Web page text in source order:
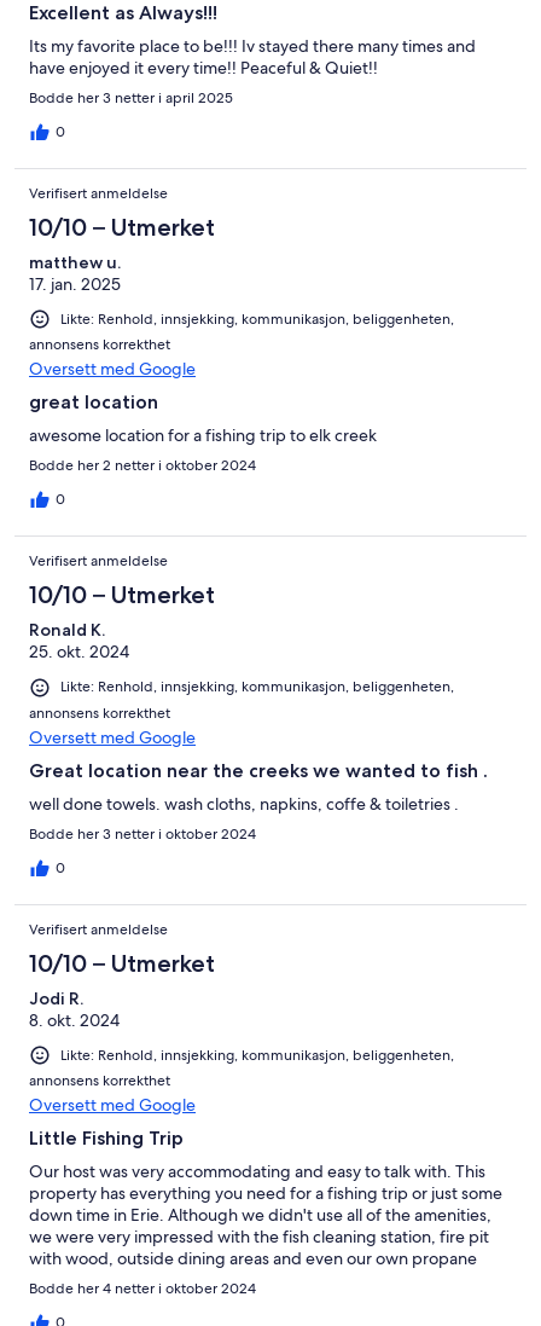
Excellent as Always!!!
Its my favorite place to be!!! Iv stayed there many times and
have enjoyed it every time!! Peaceful & Quiet!!
Bodde her 3 netter i april 2025
0
Verifisert anmeldelse
10/10 – Utmerket
matthew u.
17. jan. 2025
Likte: Renhold, innsjekking, kommunikasjon, beliggenheten,
annonsens korrekthet
Oversett med Google
great location
awesome location for a fishing trip to elk creek
Bodde her 2 netter i oktober 2024
0
Verifisert anmeldelse
10/10 – Utmerket
Ronald K.
25. okt. 2024
Likte: Renhold, innsjekking, kommunikasjon, beliggenheten,
annonsens korrekthet
Oversett med Google
Great location near the creeks we wanted to fish .
well done towels. wash cloths, napkins, coffe & toiletries .
Bodde her 3 netter i oktober 2024
0
Verifisert anmeldelse
10/10 – Utmerket
Jodi R.
8. okt. 2024
Likte: Renhold, innsjekking, kommunikasjon, beliggenheten,
annonsens korrekthet
Oversett med Google
Little Fishing Trip
Our host was very accommodating and easy to talk with. This
property has everything you need for a fishing trip or just some
down time in Erie. Although we didn't use all of the amenities,
we were very impressed with the fish cleaning station, fire pit
with wood, outside dining areas and even our own propane
grill. The interior of the property is cozy for two, decor is lovely,
Bodde her 4 netter i oktober 2024
0